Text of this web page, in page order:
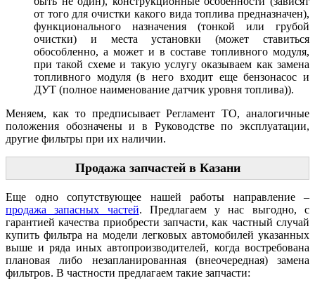
от того для очистки какого вида топлива предназначен),
функционального назначения (тонкой или грубой
очистки) и места установки (может ставиться
обособленно, а может и в составе топливного модуля,
при такой схеме и такую услугу оказываем как замена
топливного модуля (в него входит еще бензонасос и
ДУТ (полное наименование датчик уровня топлива)).
Меняем, как то предписывает Регламент ТО, аналогичные
положения обозначены и в Руководстве по эксплуатации,
другие фильтры при их наличии.
Продажа запчастей в Казани
Еще одно сопутствующее нашей работы направление –
продажа запасных частей. Предлагаем у нас выгодно, с
гарантией качества приобрести запчасти, как частный случай
купить фильтра на модели легковых автомобилей указанных
выше и ряда иных автопроизводителей, когда востребована
плановая либо незапланированная (внеочередная) замена
фильтров. В частности предлагаем такие запчасти: